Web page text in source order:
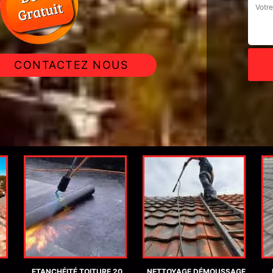
CONTACTEZ NOUS